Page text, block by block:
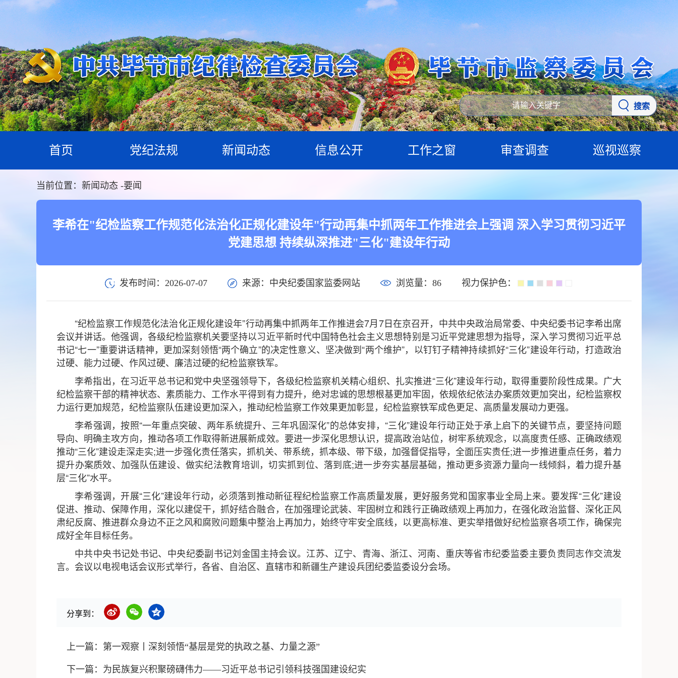
搜索
首页 党纪法规 新闻动态 信息公开 工作之窗 审查调查 巡视巡察
当前位置： 新闻动态 -要闻
李希在"纪检监察工作规范化法治化正规化建设年"行动再集中抓两年工作推进会上强调 深入学习贯彻习近平
党建思想 持续纵深推进"三化"建设年行动
发布时间：2026-07-07 来源：中央纪委国家监委网站 浏览量： 86 视力保护色：
“纪检监察工作规范化法治化正规化建设年”行动再集中抓两年工作推进会7月7日在京召开，中共中央政治局常委、中央纪委书记李希出席
会议并讲话。他强调，各级纪检监察机关要坚持以习近平新时代中国特色社会主义思想特别是习近平党建思想为指导，深入学习贯彻习近平总
书记“七一”重要讲话精神，更加深刻领悟“两个确立”的决定性意义、坚决做到“两个维护”，以钉钉子精神持续抓好“三化”建设年行动，打造政治
过硬、能力过硬、作风过硬、廉洁过硬的纪检监察铁军。
李希指出，在习近平总书记和党中央坚强领导下，各级纪检监察机关精心组织、扎实推进“三化”建设年行动，取得重要阶段性成果。广大
纪检监察干部的精神状态、素质能力、工作水平得到有力提升，绝对忠诚的思想根基更加牢固，依规依纪依法办案质效更加突出，纪检监察权
力运行更加规范，纪检监察队伍建设更加深入，推动纪检监察工作效果更加彰显，纪检监察铁军成色更足、高质量发展动力更强。
李希强调，按照“一年重点突破、两年系统提升、三年巩固深化”的总体安排，“三化”建设年行动正处于承上启下的关键节点，要坚持问题
导向、明确主攻方向，推动各项工作取得新进展新成效。要进一步深化思想认识，提高政治站位，树牢系统观念，以高度责任感、正确政绩观
推动“三化”建设走深走实;进一步强化责任落实，抓机关、带系统，抓本级、带下级，加强督促指导，全面压实责任;进一步推进重点任务，着力
提升办案质效、加强队伍建设、做实纪法教育培训，切实抓到位、落到底;进一步夯实基层基础，推动更多资源力量向一线倾斜，着力提升基
层“三化”水平。
李希强调，开展“三化”建设年行动，必须落到推动新征程纪检监察工作高质量发展，更好服务党和国家事业全局上来。要发挥“三化”建设
促进、推动、保障作用，深化以建促干，抓好结合融合，在加强理论武装、牢固树立和践行正确政绩观上再加力，在强化政治监督、深化正风
肃纪反腐、推进群众身边不正之风和腐败问题集中整治上再加力，始终守牢安全底线，以更高标准、更实举措做好纪检监察各项工作，确保完
成好全年目标任务。
中共中央书记处书记、中央纪委副书记刘金国主持会议。江苏、辽宁、青海、浙江、河南、重庆等省市纪委监委主要负责同志作交流发
言。会议以电视电话会议形式举行，各省、自治区、直辖市和新疆生产建设兵团纪委监委设分会场。
分享到：
上一篇： 第一观察丨深刻领悟“基层是党的执政之基、力量之源”
下一篇： 为民族复兴积聚磅礴伟力——习近平总书记引领科技强国建设纪实